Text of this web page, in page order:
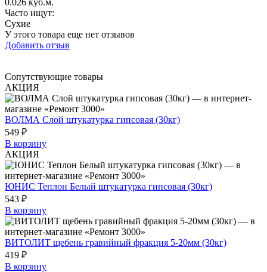
Часто ищут:
Сухие
У этого товара еще нет отзывов
Добавить отзыв
Сопутствующие товары
АКЦИЯ
ВОЛМА Слой штукатурка гипсовая (30кг)
549 ₽
В корзину
АКЦИЯ
ЮНИС Теплон Белый штукатурка гипсовая (30кг)
543 ₽
В корзину
ВИТОЛИТ щебень гравийный фракция 5-20мм (30кг)
419 ₽
В корзину